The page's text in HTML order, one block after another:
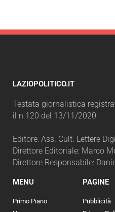
LAZIOPOLITICO.IT
Testata giornalistica
il n.120 del 13/11/2020.
Editore: Ass. Cult. Lettere
Direttore Editoriale: Marco
Direttore Responsabile:
MENU
Primo Piano
PAGINE
Pubblicità